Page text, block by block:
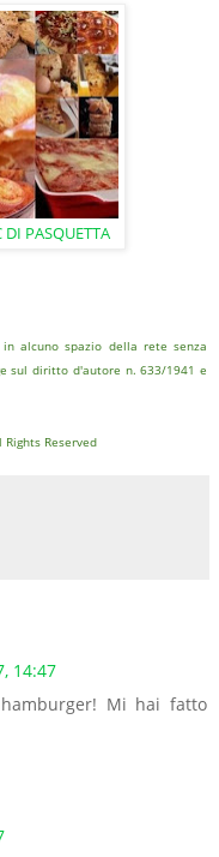
DI PASQUETTA
in alcuno spazio della rete senza
sul diritto d'autore n. 633/1941 e
Reserved
14:47
Mi hai fatto